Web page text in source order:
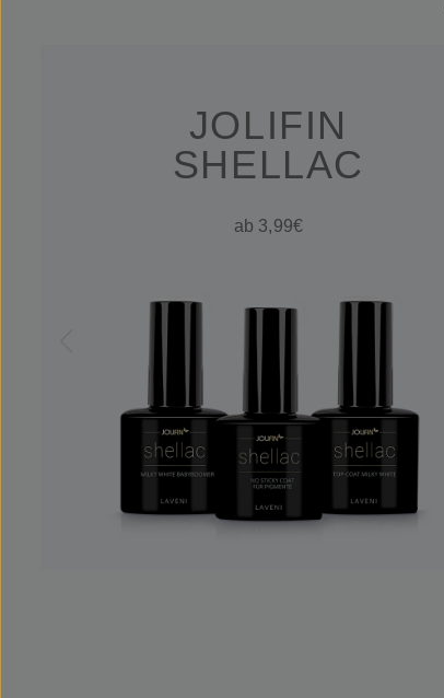
JOLIFIN
SHELLAC
ab 3,99€